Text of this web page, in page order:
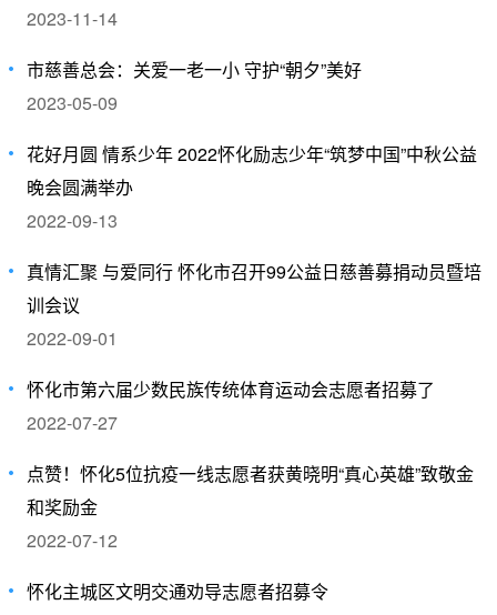
2023-11-14
市慈善总会：关爱一老一小 守护“朝夕”美好
2023-05-09
花好月圆 情系少年 2022怀化励志少年“筑梦中国”中秋公益
晚会圆满举办
2022-09-13
真情汇聚 与爱同行 怀化市召开99公益日慈善募捐动员暨培
训会议
2022-09-01
怀化市第六届少数民族传统体育运动会志愿者招募了
2022-07-27
点赞！怀化5位抗疫一线志愿者获黄晓明“真心英雄”致敬金
和奖励金
2022-07-12
怀化主城区文明交通劝导志愿者招募令